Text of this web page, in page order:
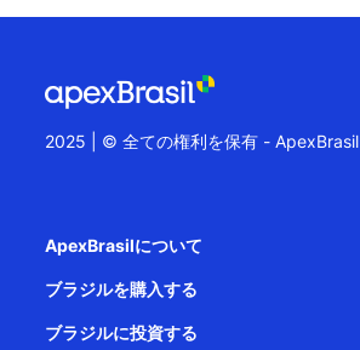
2025 | © 全ての権利を保有 - ApexBrasil
ApexBrasilについて
ブラジルを購入する
ブラジルに投資する